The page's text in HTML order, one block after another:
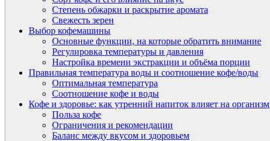
Степень обжарки и раскрытие аромата
Свежесть зерен
Выбор кофемашины
Основные функции, на которые обратить внимание
Регулировка температуры и давления
Настройка времени экстракции и объёма порции
Правильная температура воды и соотношение кофе/воды
Оптимальная температура
Соотношение кофе и воды
Кофе и здоровье: как утренний напиток влияет на организм
Польза кофе
Ограничения и рекомендации
Баланс между вкусом и здоровьем